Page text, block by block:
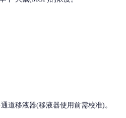
道移液器(移液器使用前需校准)。